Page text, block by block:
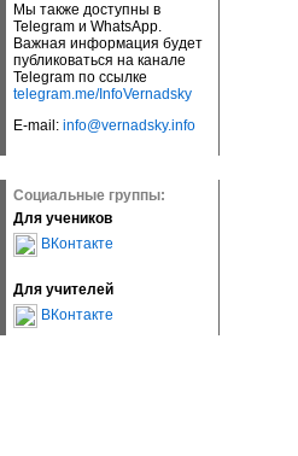
Мы также доступны в
Telegram и WhatsApp.
Важная информация будет
публиковаться на канале
Telegram по ссылке
telegram.me/InfoVernadsky
E-mail: info@vernadsky.info
Социальные группы:
Для учеников
ВКонтакте
Для учителей
ВКонтакте